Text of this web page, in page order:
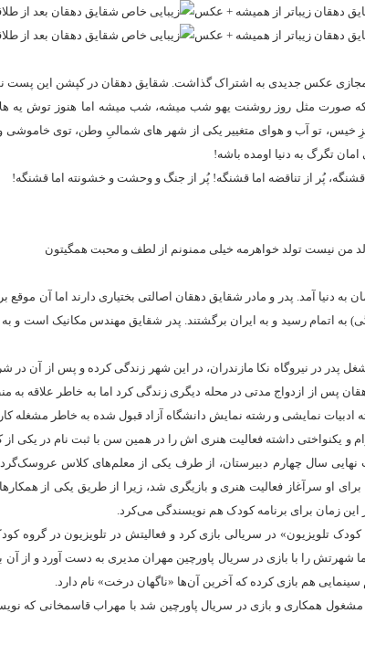
مجازی عکس جدیدی به اشتراک گذاشت. شقایق دهقان در کپشن این
صورت مثل روز روشنت یهو شب میشه، شب میشه اما هنوز توش یه
خیس، تو آب و هواى متغییر یکى از شهر هاى شمالىِ وطن، توى
تگرگ به دنیا اومده باشه!
قشنگه، پُر از تناقضه اما قشنگه! پُر از جنگ و وحشت و خشونته اما قشنگه!
من نیست تولد خواهرمه خیلى ممنونم از لطف و محبت همگیتون
۱۳۵۷ در شهر گیسن آلمان به دنیا آمد. پدر و مادر شقایق دهقان اصالتی بختیاری دارند
به اتمام رسید و به ایران برگشتند. پدر شقایق مهندس مکانیک است و
تا ۶ سالگی به خاطر شغل پدر در نیروگاه نکا مازندران، در این شهر زندگی کرده و
پس از ازدواج مدتی در محله دیگری زندگی کرد اما به خاطر علاقه به
ادبیات نمایشی و رشته نمایش دانشگاه آزاد قبول شده به خاطر مشغله
و یکنواختی داشته فعالیت هنری اش را در همین سن با ثبت نام در یکی
نهایی سال چهارم دبیرستان، از طرف یکی از معلم‌های کلاس
او سرآغاز فعالیت هنری و بازیگری شد، زیرا از طریق یکی از
این زمان برای برنامه کودک هم نویسندگی می‌کرد.
کودک تلویزیون» در سریالی بازی کرد و فعالیتش در تلویزیون در
شهرتش را با بازی در سریال پاورچین مهران مدیری به دست آورد و از آن
هم بازی کرده که آخرین آن‌ها «ناگهان درخت» نام دارد.
هنگامی که شقایق دهقان ۲۴ ساله، مشغول همکاری و بازی در سریال پاورچین شد با مهراب